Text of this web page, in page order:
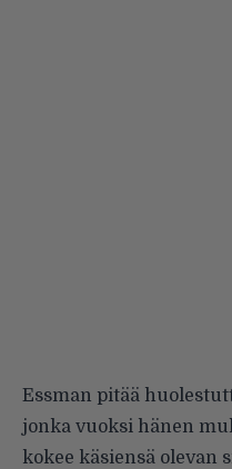
Essman pitää
jonka vuoksi hänen
kokee käsiensä olevan